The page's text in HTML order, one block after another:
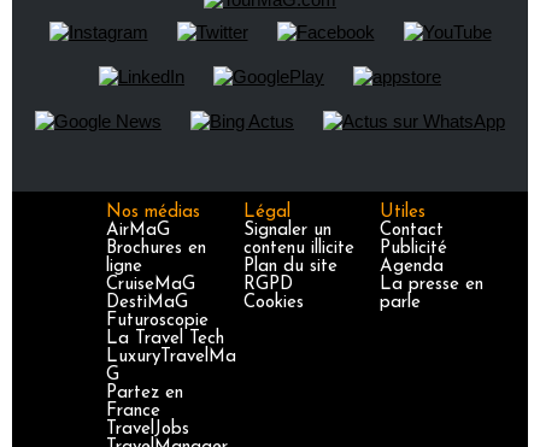
Nos médias
AirMaG
Brochures en
ligne
CruiseMaG
DestiMaG
Futuroscopie
La Travel Tech
LuxuryTravelMa
G
Partez en
France
TravelJobs
Légal
Signaler un
contenu illicite
Plan du site
RGPD
Cookies
Utiles
Contact
Publicité
Agenda
La presse en
parle